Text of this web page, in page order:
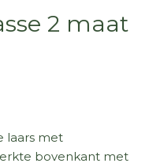
2 maat
laars met
bovenkant met